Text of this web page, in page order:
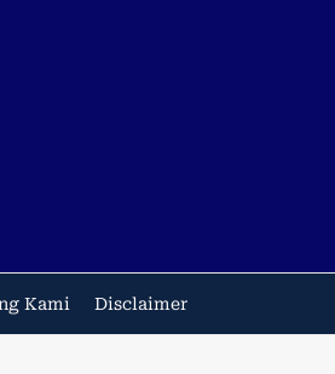
Kami Disclaimer